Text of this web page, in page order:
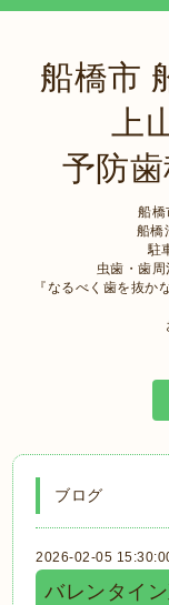
船橋市
上
予防
船橋
船橋
駐
虫歯・歯周
『なるべく歯を抜か
ブログ
2026-02-05
バレンタイ